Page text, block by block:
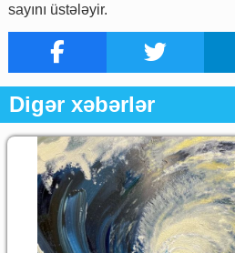
sayını üstələyir.
Digər xəbərlər